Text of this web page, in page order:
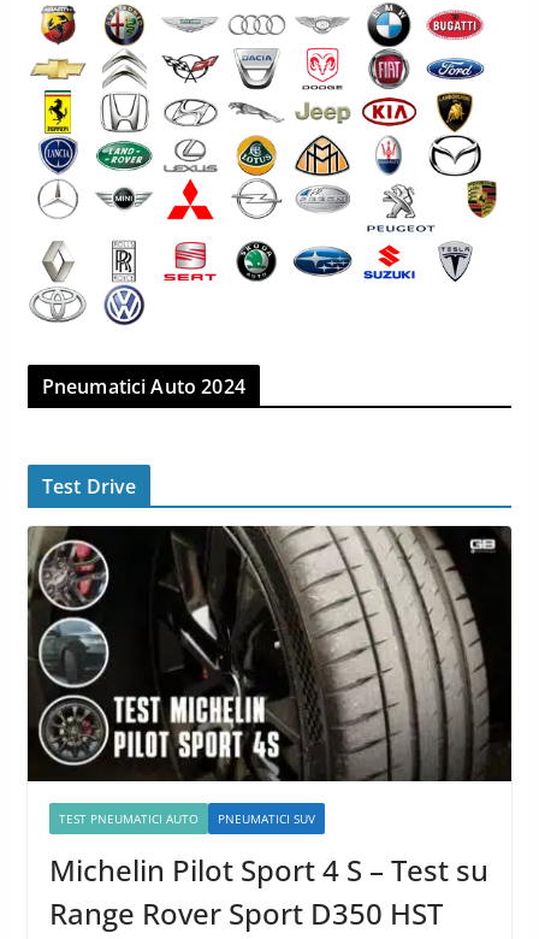
Pneumatici Auto 2024
Test Drive
TEST PNEUMATICI AUTO PNEUMATICI SUV
Michelin Pilot Sport 4 S – Test su
Range Rover Sport D350 HST